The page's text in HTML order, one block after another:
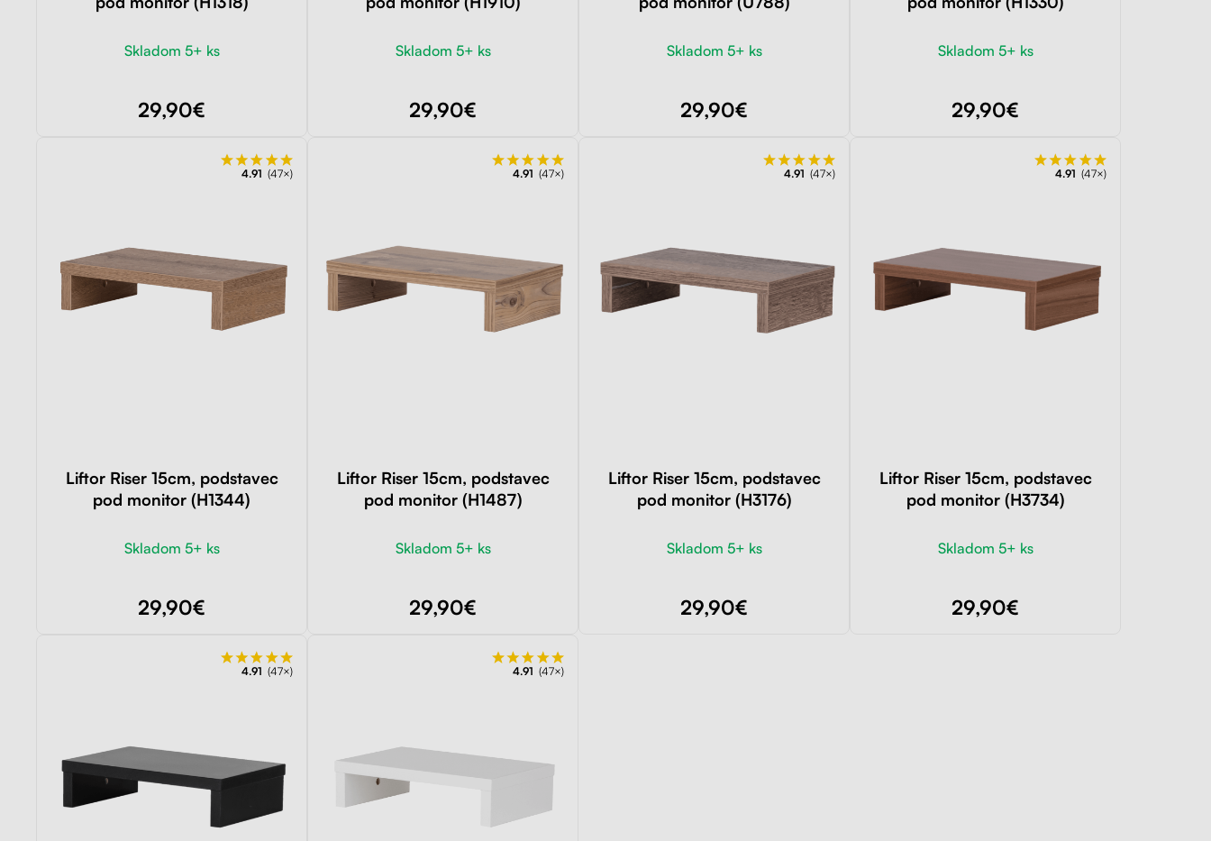
Skladom 5+ ks
29,90€
Skladom 5+ ks
29,90€
Skladom 5+ ks
29,90€
Skladom 5+ ks
29,90€
4.91 (47×)
Liftor Riser 15cm, podstavec
pod monitor (H1344)
Skladom 5+ ks
29,90€
4.91 (47×)
Liftor Riser 15cm, podstavec
pod monitor (H1487)
Skladom 5+ ks
29,90€
4.91 (47×)
Liftor Riser 15cm, podstavec
pod monitor (H3176)
Skladom 5+ ks
29,90€
4.91 (47×)
Liftor Riser 15cm, podstavec
pod monitor (H3734)
Skladom 5+ ks
29,90€
4.91 (47×) 4.91 (47×)